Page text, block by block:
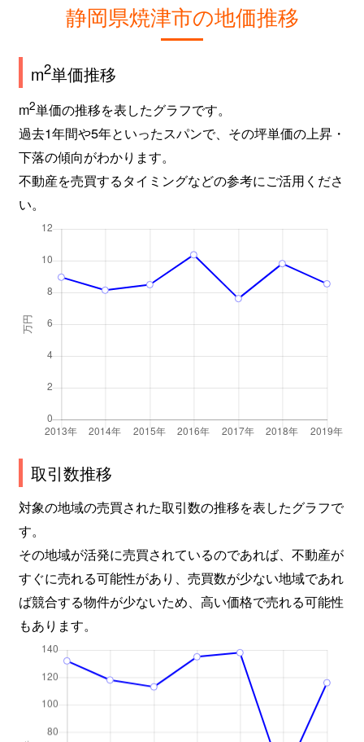
静岡県焼津市の地価推移
m2単価推移
m2単価の推移を表したグラフです。
過去1年間や5年といったスパンで、その坪単価の上昇・
下落の傾向がわかります。
不動産を売買するタイミングなどの参考にご活用くださ
い。
取引数推移
対象の地域の売買された取引数の推移を表したグラフで
す。
その地域が活発に売買されているのであれば、不動産が
すぐに売れる可能性があり、売買数が少ない地域であれ
ば競合する物件が少ないため、高い価格で売れる可能性
もあります。